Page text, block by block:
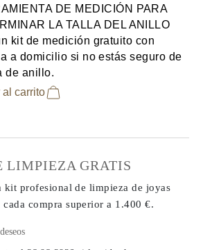
DE MEDICIÓN PARA
LA TALLA DEL ANILLO
kit de medición gratuito con
a domicilio si no estás seguro de
de anillo.
al carrito
LIMPIEZA GRATIS
kit profesional de limpieza de joyas
cada comprasuperior a 1.400 €.